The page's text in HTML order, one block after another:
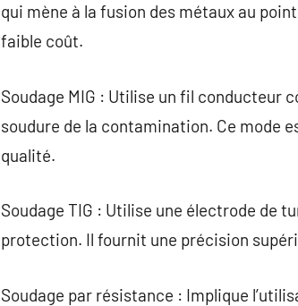
qui mène à la fusion des métaux au
faible coût.
Soudage MIG : Utilise un fil conducteur
soudure de la contamination. Ce mode
qualité.
Soudage TIG : Utilise une électrode de
protection. Il fournit une précision
Soudage par résistance : Implique